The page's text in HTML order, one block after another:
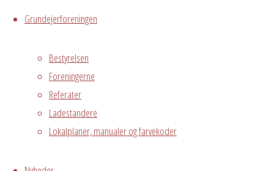
Grundejerforeningen
Bestyrelsen
Foreningerne
Referater
Ladestandere
Lokalplaner, manualer og farvekoder
som er større